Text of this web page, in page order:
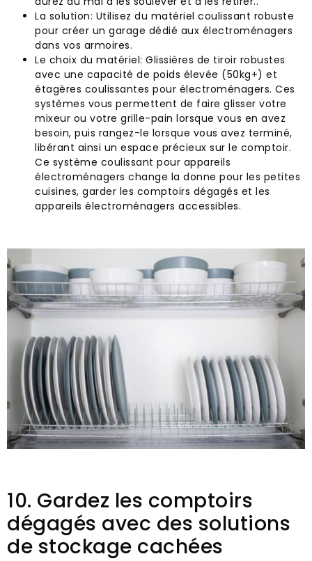
La solution: Utilisez du matériel coulissant robuste
pour créer un garage dédié aux électroménagers
dans vos armoires.
Le choix du matériel: Glissières de tiroir robustes
avec une capacité de poids élevée (50kg+) et
étagères coulissantes pour électroménagers. Ces
systèmes vous permettent de faire glisser votre
mixeur ou votre grille-pain lorsque vous en avez
besoin, puis rangez-le lorsque vous avez terminé,
libérant ainsi un espace précieux sur le comptoir.
Ce système coulissant pour appareils
électroménagers change la donne pour les petites
cuisines, garder les comptoirs dégagés et les
appareils électroménagers accessibles.
10. Gardez les comptoirs
dégagés avec des solutions
de stockage cachées